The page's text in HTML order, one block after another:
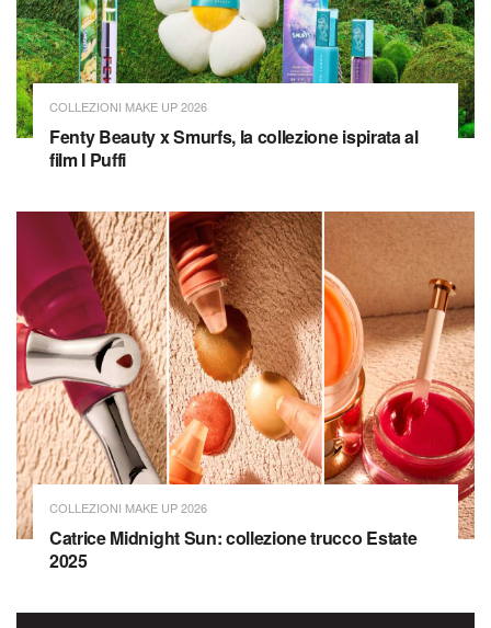
COLLEZIONI MAKE UP 2026
Fenty Beauty x Smurfs, la collezione ispirata al
film I Puffi
COLLEZIONI MAKE UP 2026
Catrice Midnight Sun: collezione trucco Estate
2025